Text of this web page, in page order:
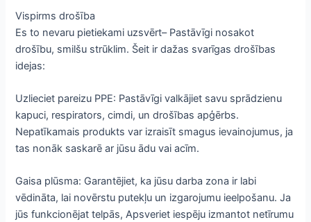
Vispirms drošība
Es to nevaru pietiekami uzsvērt– Pastāvīgi nosakot
drošību, smilšu strūklim. Šeit ir dažas svarīgas drošības
idejas:
Uzlieciet pareizu PPE: Pastāvīgi valkājiet savu sprādzienu
kapuci, respirators, cimdi, un drošības apģērbs.
Nepatīkamais produkts var izraisīt smagus ievainojumus, ja
tas nonāk saskarē ar jūsu ādu vai acīm.
Gaisa plūsma: Garantējiet, ka jūsu darba zona ir labi
vēdināta, lai novērstu putekļu un izgarojumu ieelpošanu. Ja
jūs funkcionējat telpās, Apsveriet iespēju izmantot netīrumu